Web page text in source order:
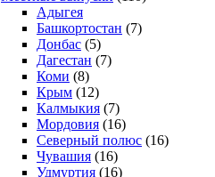
Адыгея
Башкортостан (7)
Донбас (5)
Дагестан (7)
Коми (8)
Крым (12)
Калмыкия (7)
Мордовия (16)
Северный полюс (16)
Чувашия (16)
Удмуртия (16)